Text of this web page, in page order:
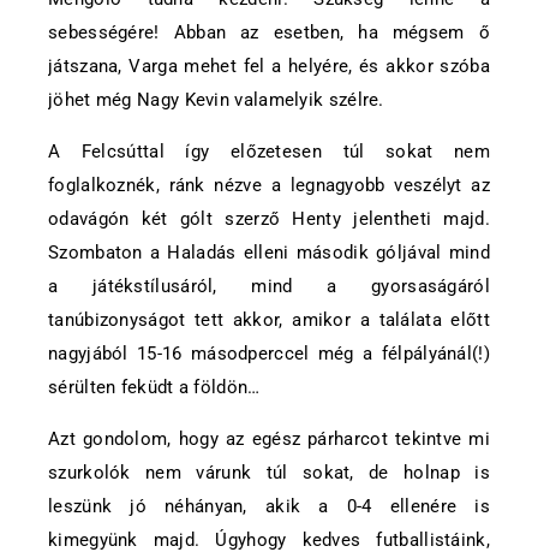
sebességére! Abban az esetben, ha mégsem ő
játszana, Varga mehet fel a helyére, és akkor szóba
jöhet még Nagy Kevin valamelyik szélre.
A Felcsúttal így előzetesen túl sokat nem
foglalkoznék, ránk nézve a legnagyobb veszélyt az
odavágón két gólt szerző Henty jelentheti majd.
Szombaton a Haladás elleni második góljával mind
a játékstílusáról, mind a gyorsaságáról
tanúbizonyságot tett akkor, amikor a találata előtt
nagyjából 15-16 másodperccel még a félpályánál(!)
sérülten feküdt a földön…
Azt gondolom, hogy az egész párharcot tekintve mi
szurkolók nem várunk túl sokat, de holnap is
leszünk jó néhányan, akik a 0-4 ellenére is
kimegyünk majd. Úgyhogy kedves futballistáink,